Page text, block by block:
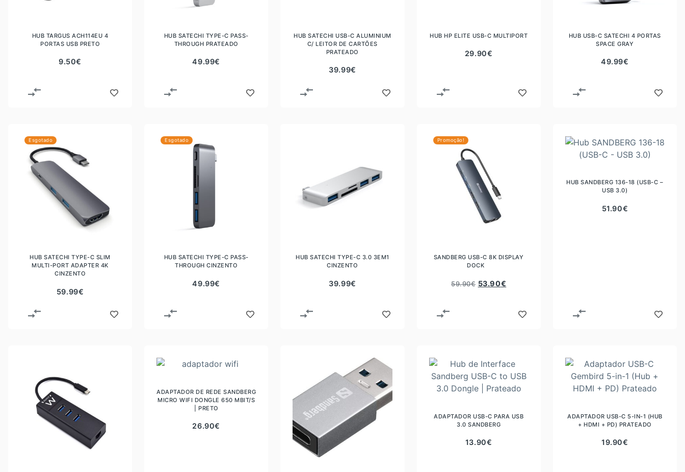
HUB TARGUS ACH114EU 4
PORTAS USB PRETO
9.50€
HUB SATECHI TYPE-C PASS-
THROUGH PRATEADO
49.99€
HUB SATECHI USB-C ALUMINIUM
C/ LEITOR DE CARTÕES
PRATEADO
39.99€
HUB HP ELITE USB-C MULTIPORT
29.90€
HUB USB-C SATECHI 4 PORTAS
SPACE GRAY
49.99€
Esgotado
HUB SATECHI TYPE-C SLIM
MULTI-PORT ADAPTER 4K
CINZENTO
59.99€
Esgotado
HUB SATECHI TYPE-C PASS-
THROUGH CINZENTO
49.99€
HUB SATECHI TYPE-C 3.0 3EM1
CINZENTO
39.99€
Promoção!
SANDBERG USB-C 8K DISPLAY
DOCK
59.90€ 53.90€
HUB SANDBERG 136-18 (USB-C –
USB 3.0)
51.90€
ADAPTADOR DE REDE SANDBERG
MICRO WIFI DONGLE 650 MBIT/S
| PRETO
26.90€
ADAPTADOR USB-C PARA USB
3.0 SANDBERG
13.90€
ADAPTADOR USB-C 5-IN-1 (HUB
+ HDMI + PD) PRATEADO
19.90€